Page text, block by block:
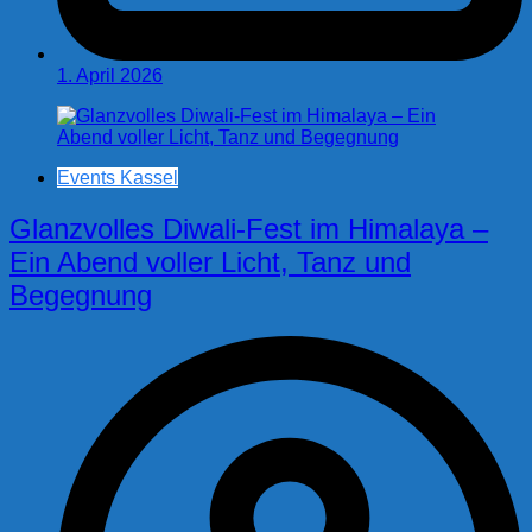
1. April 2026
Events Kassel
Glanzvolles Diwali-Fest im Himalaya –
Ein Abend voller Licht, Tanz und
Begegnung